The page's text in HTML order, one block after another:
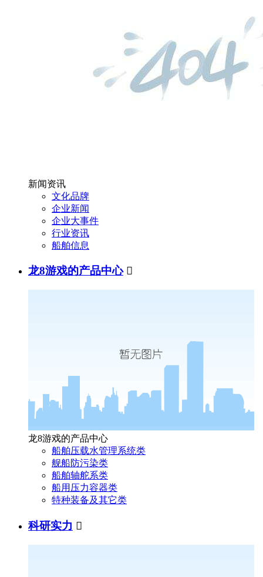
新闻资讯
文化品牌
企业新闻
企业大事件
行业资讯
船舶信息
龙8游戏的产品中心 
龙8游戏的产品中心
船舶压载水管理系统类
舰船防污染类
船舶轴舵系类
船用压力容器类
特种装备及其它类
科研实力 